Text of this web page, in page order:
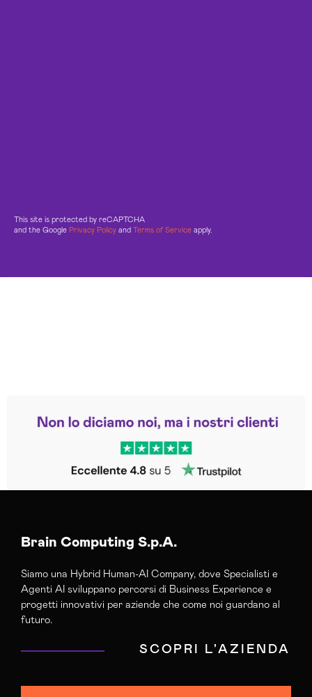
This site is protected by reCAPTCHA
and the Google Privacy Policy and Terms of Service apply.
Trustpilot
Brain Computing S.p.A.
Siamo una Hybrid Human-AI Company, dove Specialisti e
Agenti AI sviluppano percorsi di Business Experience e
progetti innovativi per aziende che come noi guardano al
futuro.
SCOPRI L'AZIENDA